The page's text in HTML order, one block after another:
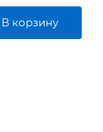
В корзину